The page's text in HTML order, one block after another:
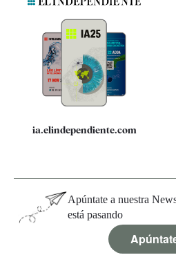
Quiénes somos
Especificaciones
ia.elindependiente.com
Apúntate a nuestra
está pasando